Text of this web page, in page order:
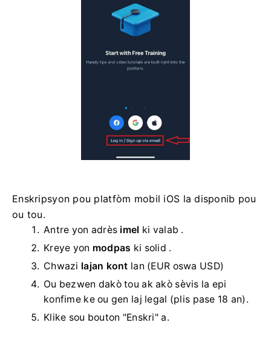
Enskripsyon pou platfòm mobil iOS la disponib pou
ou tou.
Antre yon adrès imel ki valab .
Kreye yon modpas ki solid .
Chwazi lajan kont lan (EUR oswa USD)
Ou bezwen dakò tou ak akò sèvis la epi
konfime ke ou gen laj legal (plis pase 18 an).
Klike sou bouton "Enskri" a.